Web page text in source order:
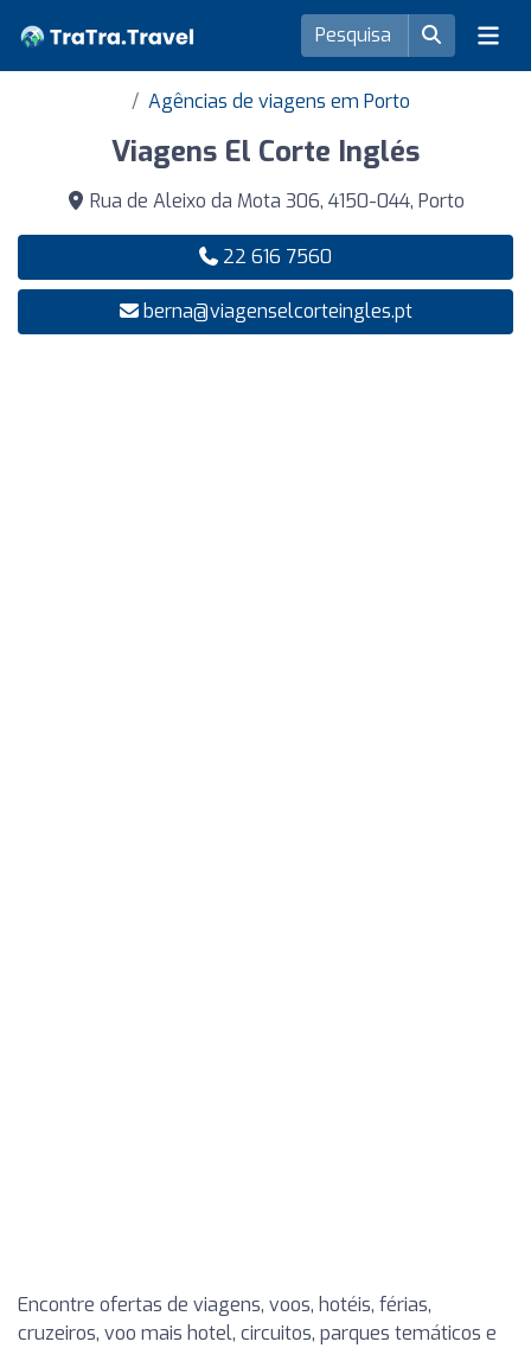
Agências de viagens em Porto
Viagens El Corte Inglés
Rua de Aleixo da Mota 306, 4150-044, Porto
22 616 7560
berna@viagenselcorteingles.pt
Encontre ofertas de viagens, voos, hotéis, férias,
cruzeiros, voo mais hotel, circuitos, parques temáticos e